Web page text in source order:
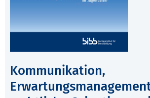
Kommunikation,